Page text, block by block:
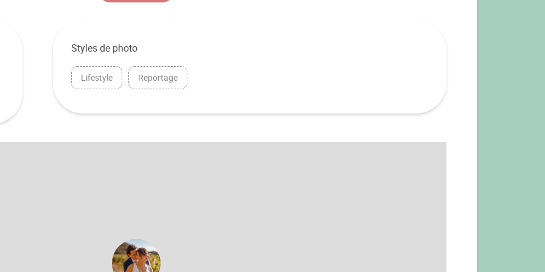
Styles de photo
Lifestyle Reportage